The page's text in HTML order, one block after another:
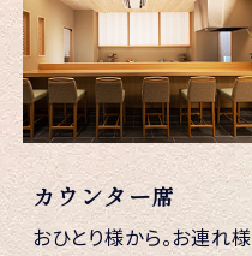
カウンター席
おひとり様から。お連れ様